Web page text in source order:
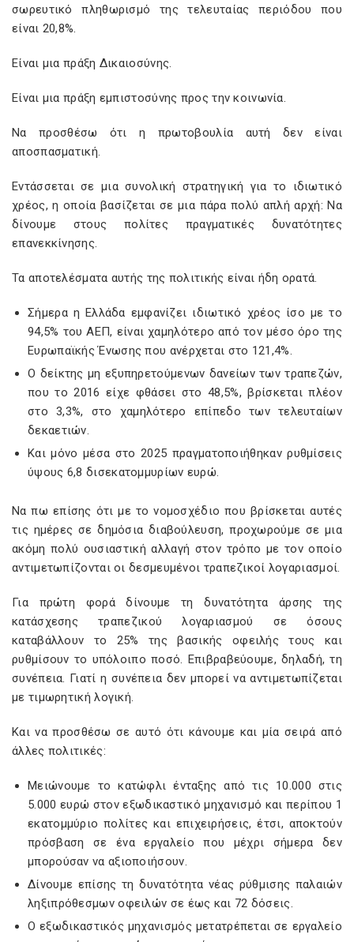
σωρευτικό πληθωρισμό της τελευταίας περιόδου που
είναι 20,8%.
Είναι μια πράξη Δικαιοσύνης.
Είναι μια πράξη εμπιστοσύνης προς την κοινωνία.
Να προσθέσω ότι η πρωτοβουλία αυτή δεν είναι
αποσπασματική.
Εντάσσεται σε μια συνολική στρατηγική για το ιδιωτικό
χρέος, η οποία βασίζεται σε μια πάρα πολύ απλή αρχή: Να
δίνουμε στους πολίτες πραγματικές δυνατότητες
επανεκκίνησης.
Τα αποτελέσματα αυτής της πολιτικής είναι ήδη ορατά.
Σήμερα η Ελλάδα εμφανίζει ιδιωτικό χρέος ίσο με το
94,5% του ΑΕΠ, είναι χαμηλότερο από τον μέσο όρο της
Ευρωπαϊκής Ένωσης που ανέρχεται στο 121,4%.
Ο δείκτης μη εξυπηρετούμενων δανείων των τραπεζών,
που το 2016 είχε φθάσει στο 48,5%, βρίσκεται πλέον
στο 3,3%, στο χαμηλότερο επίπεδο των τελευταίων
δεκαετιών.
Και μόνο μέσα στο 2025 πραγματοποιήθηκαν ρυθμίσεις
ύψους 6,8 δισεκατομμυρίων ευρώ.
Να πω επίσης ότι με το νομοσχέδιο που βρίσκεται αυτές
τις ημέρες σε δημόσια διαβούλευση, προχωρούμε σε μια
ακόμη πολύ ουσιαστική αλλαγή στον τρόπο με τον οποίο
αντιμετωπίζονται οι δεσμευμένοι τραπεζικοί λογαριασμοί.
Για πρώτη φορά δίνουμε τη δυνατότητα άρσης της
κατάσχεσης τραπεζικού λογαριασμού σε όσους
καταβάλλουν το 25% της βασικής οφειλής τους και
ρυθμίσουν το υπόλοιπο ποσό. Επιβραβεύουμε, δηλαδή, τη
συνέπεια. Γιατί η συνέπεια δεν μπορεί να αντιμετωπίζεται
με τιμωρητική λογική.
Και να προσθέσω σε αυτό ότι κάνουμε και μία σειρά από
άλλες πολιτικές:
Μειώνουμε το κατώφλι ένταξης από τις 10.000 στις
5.000 ευρώ στον εξωδικαστικό μηχανισμό και περίπου 1
εκατομμύριο πολίτες και επιχειρήσεις, έτσι, αποκτούν
πρόσβαση σε ένα εργαλείο που μέχρι σήμερα δεν
μπορούσαν να αξιοποιήσουν.
Δίνουμε επίσης τη δυνατότητα νέας ρύθμισης παλαιών
ληξιπρόθεσμων οφειλών σε έως και 72 δόσεις.
Ο εξωδικαστικός μηχανισμός μετατρέπεται σε εργαλείο